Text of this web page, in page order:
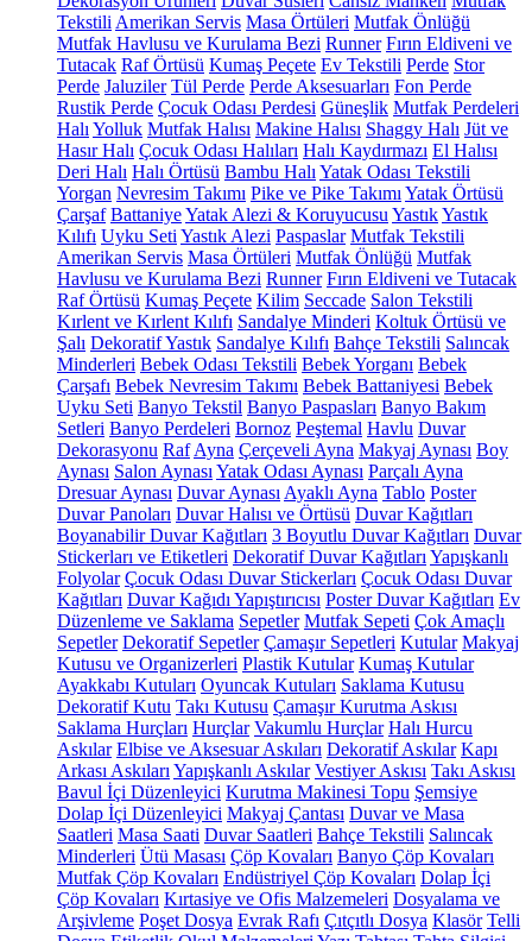
Tekstili Amerikan Servis Masa Örtüleri Mutfak Önlüğü
Mutfak Havlusu ve Kurulama Bezi Runner Fırın Eldiveni ve
Tutacak Raf Örtüsü Kumaş Peçete Ev Tekstili Perde Stor
Perde Jaluziler Tül Perde Perde Aksesuarları Fon Perde
Rustik Perde Çocuk Odası Perdesi Güneşlik Mutfak Perdeleri
Halı Yolluk Mutfak Halısı Makine Halısı Shaggy Halı Jüt ve
Hasır Halı Çocuk Odası Halıları Halı Kaydırmazı El Halısı
Deri Halı Halı Örtüsü Bambu Halı Yatak Odası Tekstili
Yorgan Nevresim Takımı Pike ve Pike Takımı Yatak Örtüsü
Çarşaf BattaniyeYatak Alezi & Koruyucusu YastıkYastık
Kılıfı Uyku Seti Yastık Alezi Paspaslar Mutfak Tekstili
Amerikan Servis Masa Örtüleri Mutfak Önlüğü Mutfak
Havlusu ve Kurulama Bezi Runner Fırın Eldiveni ve Tutacak
Raf Örtüsü Kumaş Peçete Kilim Seccade Salon Tekstili
Kırlent ve Kırlent Kılıfı Sandalye Minderi Koltuk Örtüsü ve
Şalı Dekoratif Yastık Sandalye Kılıfı Bahçe Tekstili Salıncak
Minderleri Bebek Odası Tekstili Bebek Yorganı Bebek
Çarşafı Bebek Nevresim Takımı Bebek Battaniyesi Bebek
Uyku Seti Banyo Tekstil Banyo Paspasları Banyo Bakım
Setleri Banyo Perdeleri Bornoz Peştemal Havlu Duvar
Dekorasyonu Raf Ayna Çerçeveli Ayna Makyaj Aynası Boy
Aynası Salon Aynası Yatak Odası Aynası Parçalı Ayna
Dresuar Aynası Duvar Aynası Ayaklı Ayna Tablo Poster
Duvar Panoları Duvar Halısı ve Örtüsü Duvar Kağıtları
Boyanabilir Duvar Kağıtları 3 Boyutlu Duvar Kağıtları Duvar
Stickerları ve Etiketleri Dekoratif Duvar Kağıtları Yapışkanlı
Folyolar Çocuk Odası Duvar Stickerları Çocuk Odası Duvar
Kağıtları Duvar Kağıdı Yapıştırıcısı Poster Duvar Kağıtları Ev
Düzenleme ve Saklama Sepetler Mutfak Sepeti Çok Amaçlı
Sepetler Dekoratif Sepetler Çamaşır Sepetleri Kutular Makyaj
Kutusu ve Organizerleri Plastik Kutular Kumaş Kutular
Ayakkabı Kutuları Oyuncak Kutuları Saklama Kutusu
Dekoratif Kutu Takı Kutusu Çamaşır Kurutma Askısı
Saklama Hurçları Hurçlar Vakumlu Hurçlar Halı Hurcu
Askılar Elbise ve Aksesuar Askıları Dekoratif Askılar Kapı
Arkası Askıları Yapışkanlı Askılar Vestiyer Askısı Takı Askısı
Bavul İçi Düzenleyici Kurutma Makinesi Topu Şemsiye
Dolap İçi Düzenleyici Makyaj Çantası Duvar ve Masa
Saatleri Masa Saati Duvar Saatleri Bahçe Tekstili Salıncak
Minderleri Ütü Masası Çöp Kovaları Banyo Çöp Kovaları
Mutfak Çöp Kovaları Endüstriyel Çöp Kovaları Dolap İçi
Çöp Kovaları Kırtasiye ve Ofis Malzemeleri Dosyalama ve
Arşivleme Poşet Dosya Evrak Rafı Çıtçıtlı Dosya Klasör Telli